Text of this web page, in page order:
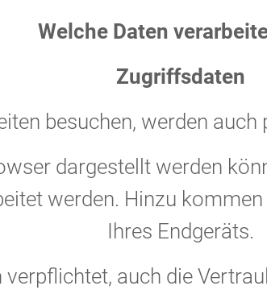
Welche Daten
Zugriffsdaten
besuchen, werden
dargestellt werden
werden. Hinzu
Ihres Endgeräts.
auch die